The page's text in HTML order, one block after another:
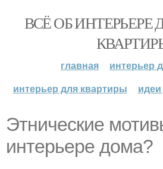
ВСЁ ОБ
главная
интерьер
интерьер для квартиры
Этнические
интерьере дома?